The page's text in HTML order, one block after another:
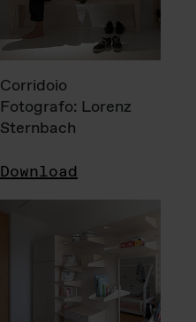
Corridoio
Fotografo: Lorenz
Sternbach
Download